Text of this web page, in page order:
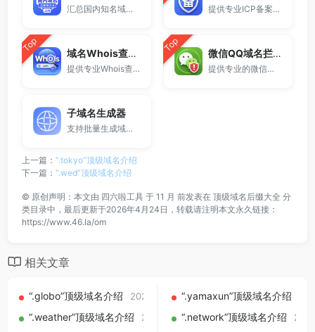
汇总国内知名域名注册商与服务平台。 提供专业ICP备案查询与网站备案信息查询服务，支持域名备案号查询、网站是否备案检测及备案信息快速获取，适用于站长工具、域名检测与SEO分析。
Top 域名Whois查询工具
提供专业Whois查询与域名信息查询服务，支持查询域名注册信息、注册商、到期时间及DNS记录，适用于域名检测、SEO分析及站长工具使用。
Top 微信QQ域名拦截检测
提供专业的微信拦截检测、QQ拦截检测、域名被墙检测服务，一键查询网站是否被封、被拦截或被限制访问。
子域名生成器
支持批量生成域名与泛解析子域名，适用于站群部署、SEO测试与开发环境使用。
上一篇： “.tokyo”顶级域名介绍
下一篇： “.wed”顶级域名介绍
© 原创声明：本文由 四六啦工具 于 11 月 前发表在 顶级域名后缀大全 分
类目录中，最后更新于2026年4月24日，转载请注明本文永久链接：
https://www.46.la/om
相关文章
“.globo”顶级域名介绍 2025-09-01“.yamaxun”顶级域名介绍
“.weather”顶级域名介绍 2025-09-01“.network”顶级域名介绍